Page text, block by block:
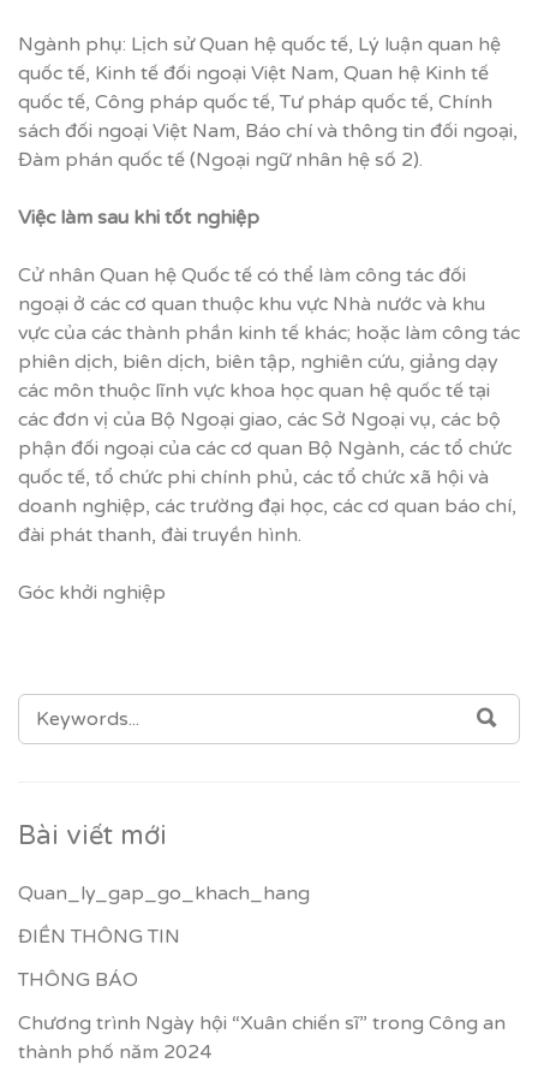
Ngành phụ: Lịch sử Quan hệ quốc tế, Lý luận quan hệ
quốc tế, Kinh tế đối ngoại Việt Nam, Quan hệ Kinh tế
quốc tế, Công pháp quốc tế, Tư pháp quốc tế, Chính
sách đối ngoại Việt Nam, Báo chí và thông tin đối ngoại,
Đàm phán quốc tế (Ngoại ngữ nhân hệ số 2).
Việc làm sau khi tốt nghiệp
Cử nhân Quan hệ Quốc tế có thể làm công tác đối
ngoại ở các cơ quan thuộc khu vực Nhà nước và khu
vực của các thành phần kinh tế khác; hoặc làm công tác
phiên dịch, biên dịch, biên tập, nghiên cứu, giảng dạy
các môn thuộc lĩnh vực khoa học quan hệ quốc tế tại
các đơn vị của Bộ Ngoại giao, các Sở Ngoại vụ, các bộ
phận đối ngoại của các cơ quan Bộ Ngành, các tổ chức
quốc tế, tổ chức phi chính phủ, các tổ chức xã hội và
doanh nghiệp, các trường đại học, các cơ quan báo chí,
đài phát thanh, đài truyền hình.
Góc khởi nghiệp
SEARCH
FOR:
Bài viết mới
Quan_ly_gap_go_khach_hang
ĐIỀN THÔNG TIN
THÔNG BÁO
Chương trình Ngày hội “Xuân chiến sĩ” trong Công an
thành phố năm 2024